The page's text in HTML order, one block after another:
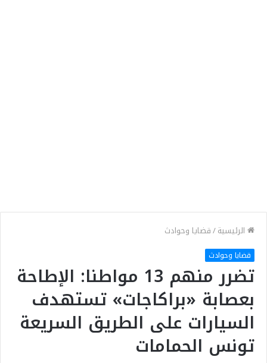
الرئيسية/قضايا وحوادث
قضايا وحوادث
تضرر منهم 13 مواطنا: الإطاحة
بعصابة «براكاجات» تستهدف
السيارات على الطريق السريعة
تونس الحمامات